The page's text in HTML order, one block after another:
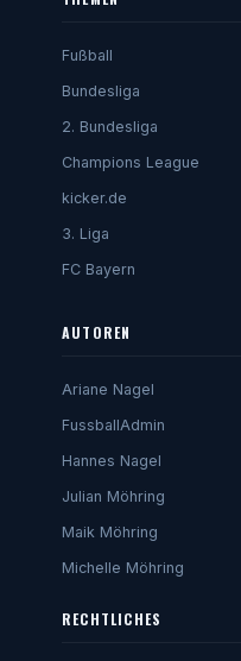
Fußball
Bundesliga
2. Bundesliga
Champions League
kicker.de
3. Liga
FC Bayern
AUTOREN
Ariane Nagel
FussballAdmin
Hannes Nagel
Julian Möhring
Maik Möhring
Michelle Möhring
RECHTLICHES